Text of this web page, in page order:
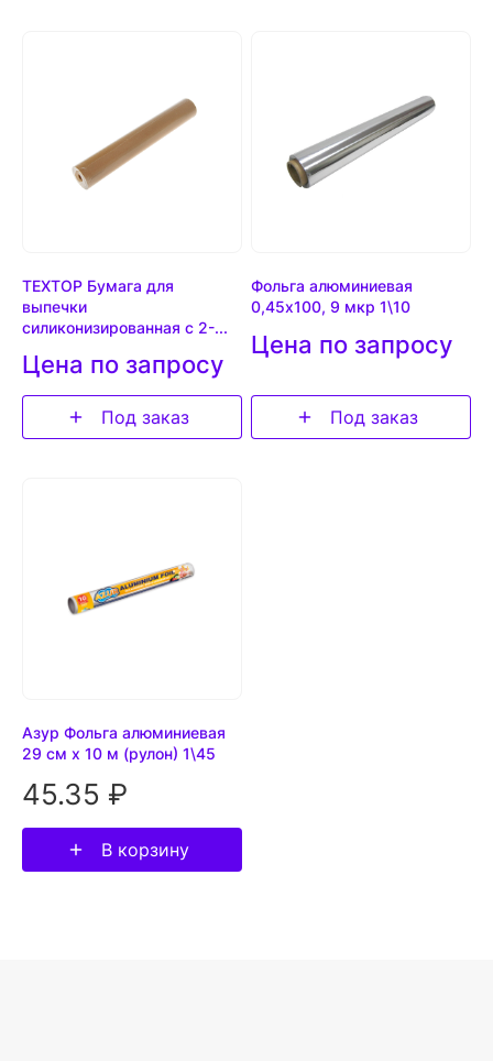
TEXTOP Бумага для
выпечки
силиконизированная с 2-...
Цена по запросу
Под заказ
Фольга алюминиевая
0,45х100, 9 мкр 1\10
Цена по запросу
Под заказ
Азур Фольга алюминиевая
29 см х 10 м (рулон) 1\45
45.35 ₽
В корзину